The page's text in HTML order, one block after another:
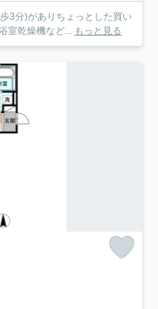
3分)がありちょっとした買い
室乾燥機など...
もっと見る